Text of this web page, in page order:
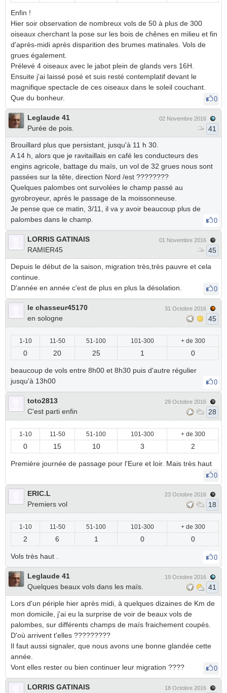
Enfin !
Hier soir observation de nombreux vols de 50 à plus de 300
oiseaux cherchant la pose sur les bois de chênes en milieu et fin
d'après-midi après disparition des brumes matinales. Vols de
grues également.
Prélevé 4 oiseaux avec le jabot plein de glands vers 16H.
Ensuite j'ai laissé posé et suis resté contemplatif devant le
magnifique spectacle de ces oiseaux dans le soleil couchant.
Que du bonheur.
0
Leglaude 41
Purée de pois.
02 Novembre 2016
41
Brouillard plus que persistant, jusqu'à 11 h 30.
A 14 h, alors que je ravitaillais en café les conducteurs des
engins agricole, battage du maïs, un vol de 32 grues nous sont
passées sur la tête, direction Nord /est ????????
Quelques palombes ont survolées le champ passé au
gyrobroyeur, après le passage de la moissonneuse.
Je pense que ce matin, 3/11, il va y avoir beaucoup plus de
palombes dans le champ.
0
LORRIS GATINAIS
RAMIER45
01 Novembre 2016
45
Depuis le début de la saison, migration très,très pauvre et cela
continue.
D'année en année c'est de plus en plus la désolation.
0
le chasseur45170
en sologne
31 Octobre 2016
45
1-10 11-50 51-100 101-300 + de 300
0 20 25 1 0
beaucoup de vols entre 8h00 et 8h30 puis d'autre régulier
jusqu'à 13h00
0
toto2813
C'est parti enfin
29 Octobre 2016
28
1-10 11-50 51-100 101-300 + de 300
0 15 10 3 2
Première journée de passage pour l'Eure et loir. Mais très haut
0
ERIC.L
Premiers vol
23 Octobre 2016
18
1-10 11-50 51-100 101-300 + de 300
2 6 1 0 0
Vols très haut . 0
Leglaude 41
Quelques beaux vols dans les maïs.
19 Octobre 2016
41
Lors d'un périple hier après midi, à quelques dizaines de Km de
mon domicile, j'ai eu la surprise de voir de beaux vols de
palombes, sur différents champs de maïs fraichement coupés.
D'où arrivent t'elles ?????????
Il faut aussi signaler, que nous avons une bonne glandée cette
année.
Vont elles rester ou bien continuer leur migration ????
0
LORRIS GATINAIS
18 Octobre 2016